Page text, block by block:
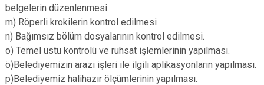
belgelerin düzenlenmesi.
m) Röperli krokilerin kontrol edilmesi
n) Bağımsız bölüm dosyalarının kontrol edilmesi.
o) Temel üstü kontrolü ve ruhsat işlemlerinin yapılması.
ö)Belediyemizin arazi işleri ile ilgili aplikasyonların yapılması.
p)Belediyemiz halihazır ölçümlerinin yapılması.